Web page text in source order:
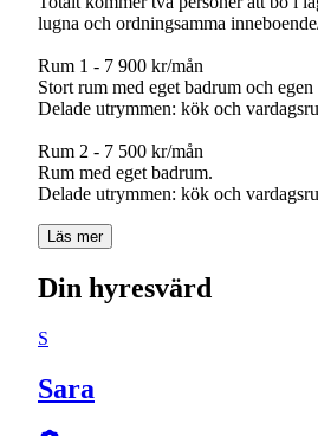
lugna och ordningsamma
Rum 1 - 7 900 kr/mån
Stort rum med eget badrum och
Delade utrymmen: kök och
Rum 2 - 7 500 kr/mån
Rum med eget badrum.
Läs mer
Din hyresvärd
S
Sara